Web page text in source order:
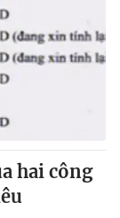
hai công